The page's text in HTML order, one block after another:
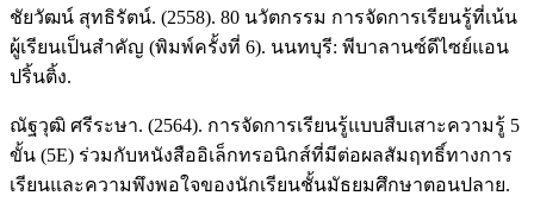
ชัยวัฒน์ สุทธิรัตน์. (2558). 80 นวัตกรรม การจัดการเรียนรู้ที่เน้น
ผู้เรียนเป็นสำคัญ (พิมพ์ครั้งที่ 6). นนทบุรี: พีบาลานซ์ดีไซย์แอน
ปริ้นติ้ง.
ณัฐวุฒิ ศรีระษา. (2564). การจัดการเรียนรู้แบบสืบเสาะความรู้ 5
ขั้น (5E) ร่วมกับหนังสืออิเล็กทรอนิกส์ที่มีต่อผลสัมฤทธิ์ทางการ
เรียนและความพึงพอใจของนักเรียนชั้นมัธยมศึกษาตอนปลาย.